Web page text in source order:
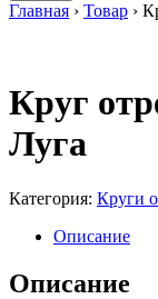
Главная › Товар ›
Круг
Луга
Категория: Круги
Описание
Описание